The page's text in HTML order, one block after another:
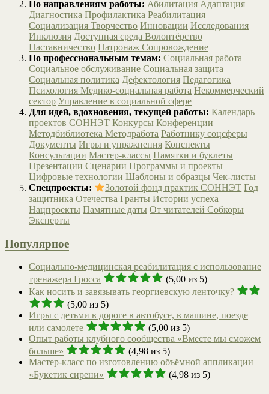
По направлениям работы: Абилитация Адаптация
Диагностика Профилактика Реабилитация
Социализация Творчество Инновации Исследования
Инклюзия Доступная среда Волонтёрство
Наставничество Патронаж Сопровождение
По профессиональным темам: Социальная работа
Социальное обслуживание Социальная защита
Социальная политика Дефектология Педагогика
Психология Медико-социальная работа Некоммерческий
сектор Управление в социальной сфере
Для идей, вдохновения, текущей работы: Календарь
проектов СОННЭТ Конкурсы Конференции
Методбиблиотека Методработа Работнику соцсферы
Документы Игры и упражнения Конспекты
Консультации Мастер-классы Памятки и буклеты
Презентации Сценарии Программы и проекты
Цифровые технологии Шаблоны и образцы Чек-листы
Спецпроекты:
Золотой фонд практик СОННЭТ Год
защитника Отечества Гранты Истории успеха
Нацпроекты Памятные даты От читателей Собкоры
Эксперты
Популярное
Социально-медицинская реабилитация с использование
тренажера Гросса
(5,00 из 5)
Как носить и завязывать георгиевскую ленточку?
(5,00 из 5)
Игры с детьми в дороге в автобусе, в машине, поезде
или самолете
(5,00 из 5)
Опыт работы клубного сообщества «Вместе мы сможем
больше»
(4,98 из 5)
Мастер-класс по изготовлению объёмной аппликации
«Букетик сирени»
(4,98 из 5)